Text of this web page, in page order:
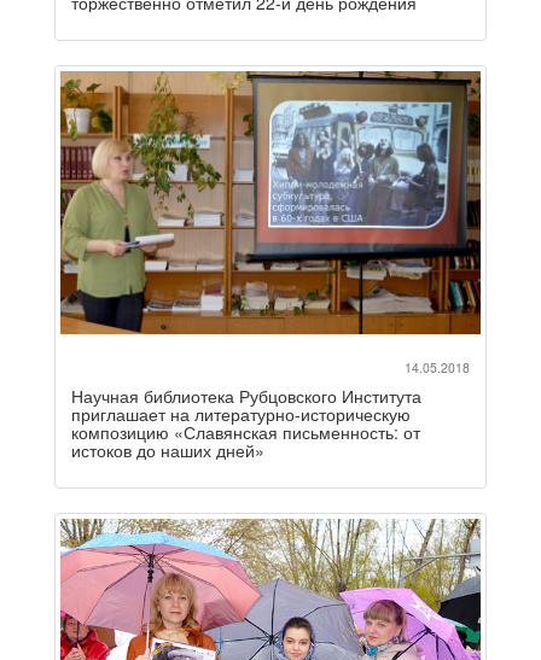
14.05.2018
Научная библиотека Рубцовского Института
приглашает на литературно-историческую
композицию «Славянская письменность: от
истоков до наших дней»